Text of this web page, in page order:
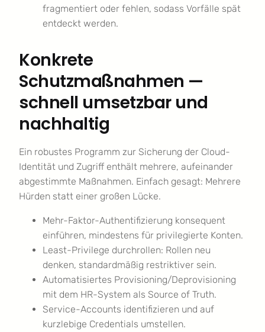
fragmentiert oder fehlen, sodass Vorfälle spät
entdeckt werden.
Konkrete
Schutzmaßnahmen —
schnell umsetzbar und
nachhaltig
Ein robustes Programm zur Sicherung der Cloud-
Identität und Zugriff enthält mehrere, aufeinander
abgestimmte Maßnahmen. Einfach gesagt: Mehrere
Hürden statt einer großen Lücke.
Mehr-Faktor-Authentifizierung konsequent
einführen, mindestens für privilegierte Konten.
Least-Privilege durchrollen: Rollen neu
denken, standardmäßig restriktiver sein.
Automatisiertes Provisioning/Deprovisioning
mit dem HR-System als Source of Truth.
Service-Accounts identifizieren und auf
kurzlebige Credentials umstellen.